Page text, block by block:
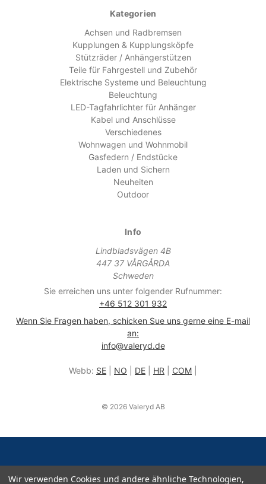
Kategorien
Achsen und Radbremsen
Kupplungen & Kupplungsköpfe
Stützräder / Anhängerstützen
Teile für Fahrgestell und Zubehör
Elektrische Systeme und Beleuchtung
Beleuchtung
LED-Tagfahrlichter für Anhänger
Kabel und Anschlüsse
Verschiedenes
Wohnwagen und Wohnmobil
Gasfedern / Endstücke
Laden und Sichern
Neuheiten
Outdoor
Info
Lindbladsvägen 4B
447 37 VÅRGÅRDA
Schweden
Sie erreichen uns unter folgender Rufnummer:
+46 512 301 932
Wenn Sie Fragen haben, schicken Sue uns gerne eine E-mail
an:
info@valeryd.de
Webb: SE NO DE HR COM
© 2026 Valeryd AB
Wir verwenden Cookies und andere ähnliche Technologien,